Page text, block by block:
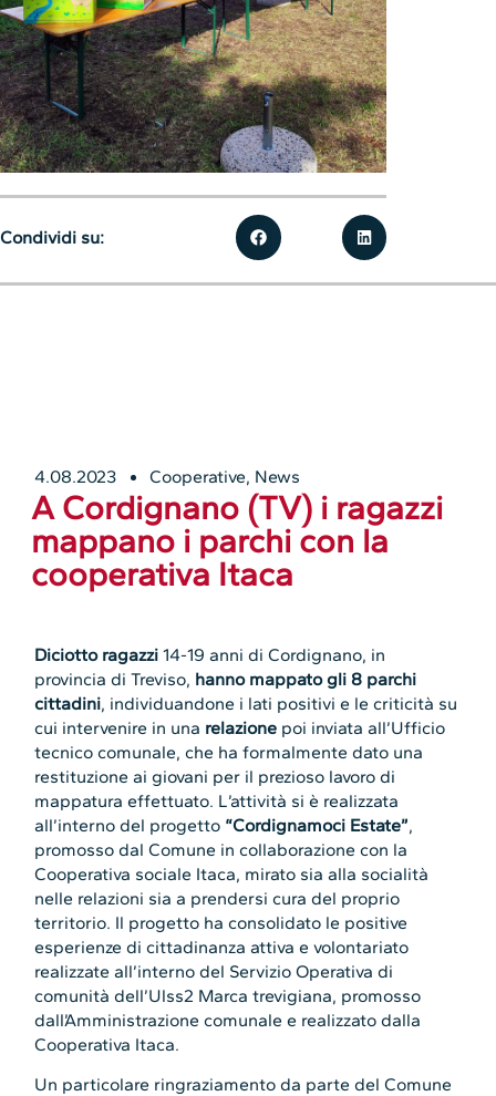
4.08.2023 Cooperative, News
A Cordignano (TV) i ragazzi
mappano i parchi con la
cooperativa Itaca
Diciotto ragazzi 14-19 anni di Cordignano, in
provincia di Treviso, hanno mappato gli 8 parchi
cittadini, individuandone i lati positivi e le criticità su
cui intervenire in una relazione poi inviata all’Ufficio
tecnico comunale, che ha formalmente dato una
restituzione ai giovani per il prezioso lavoro di
mappatura effettuato. L’attività si è realizzata
all’interno del progetto “Cordignamoci Estate”,
promosso dal Comune in collaborazione con la
Cooperativa sociale Itaca, mirato sia alla socialità
nelle relazioni sia a prendersi cura del proprio
territorio. Il progetto ha consolidato le positive
esperienze di cittadinanza attiva e volontariato
realizzate all’interno del Servizio Operativa di
comunità dell’Ulss2 Marca trevigiana, promosso
dall’Amministrazione comunale e realizzato dalla
Cooperativa Itaca.
Un particolare ringraziamento da parte del Comune
Condividi su: